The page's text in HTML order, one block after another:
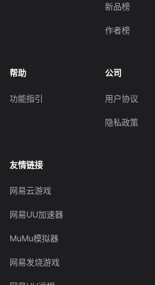
新品榜
作者榜
帮助
功能指引
公司
用户协议
隐私政策
友情链接
网易云游戏
网易UU加速器
MuMu模拟器
网易发烧游戏